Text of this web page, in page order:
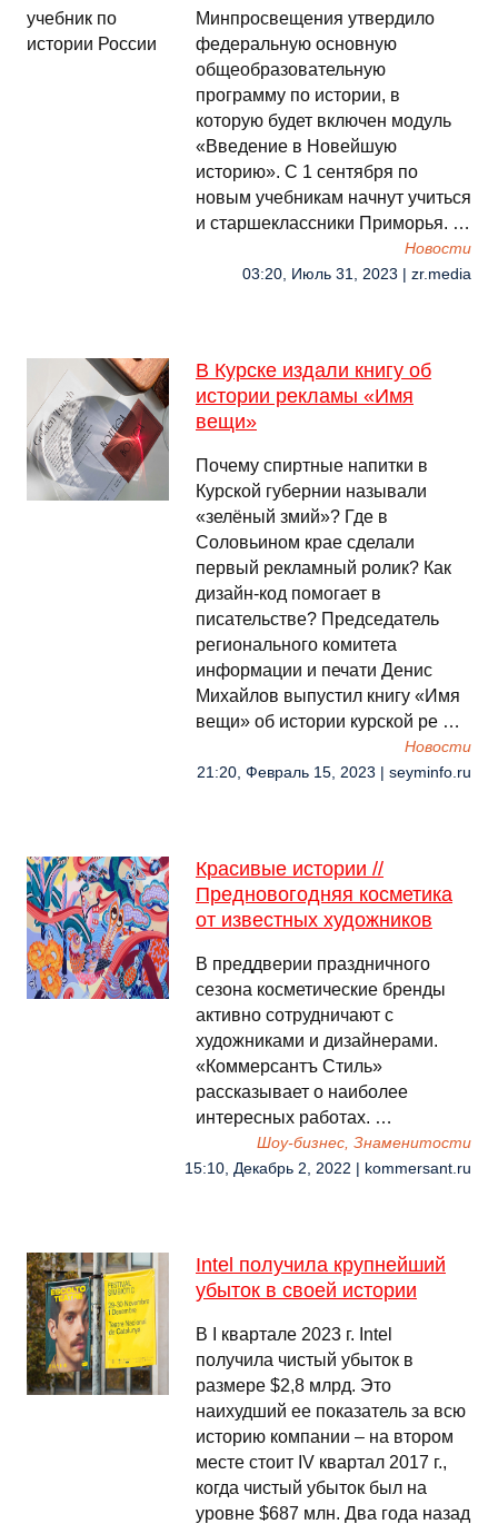
Минпросвещения утвердило
федеральную основную
общеобразовательную
программу по истории, в
которую будет включен модуль
«Введение в Новейшую
историю». С 1 сентября по
новым учебникам начнут учиться
и старшеклассники Приморья. …
Новости
03:20, Июль 31, 2023 | zr.media
В Курске издали книгу об
истории рекламы «Имя
вещи»
Почему спиртные напитки в
Курской губернии называли
«зелёный змий»? Где в
Соловьином крае сделали
первый рекламный ролик? Как
дизайн-код помогает в
писательстве? Председатель
регионального комитета
информации и печати Денис
Михайлов выпустил книгу «Имя
вещи» об истории курской ре …
Новости
21:20, Февраль 15, 2023 | seyminfo.ru
Красивые истории //
Предновогодняя косметика
от известных художников
В преддверии праздничного
сезона косметические бренды
активно сотрудничают с
художниками и дизайнерами.
«Коммерсантъ Стиль»
рассказывает о наиболее
интересных работах. …
Шоу-бизнес, Знаменитости
15:10, Декабрь 2, 2022 | kommersant.ru
Intel получила крупнейший
убыток в своей истории
В I квартале 2023 г. Intel
получила чистый убыток в
размере $2,8 млрд. Это
наихудший ее показатель за всю
историю компании – на втором
месте стоит IV квартал 2017 г.,
когда чистый убыток был на
уровне $687 млн. Два года назад